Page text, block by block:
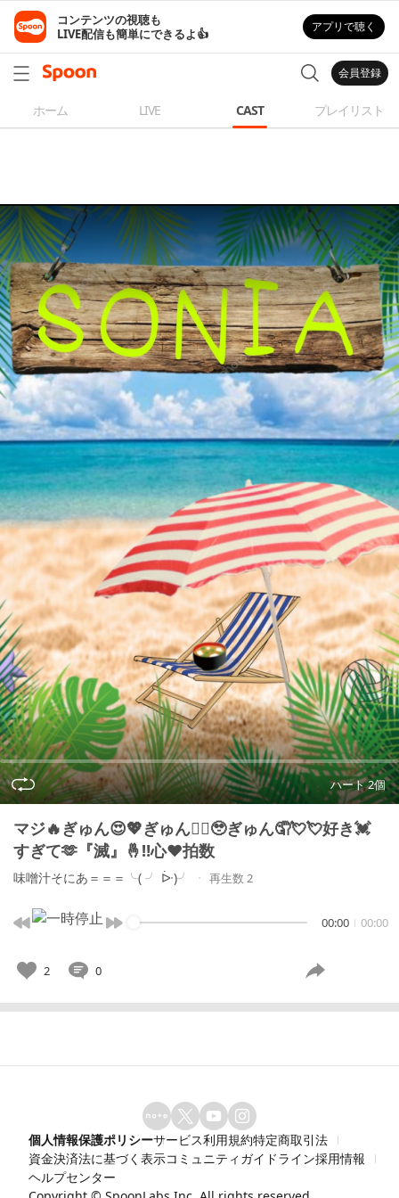
コンテンツの視聴も
LIVE配信も簡単にできるよ👍
アプリで聴く
会員登録
ホーム LIVE CAST プレイリスト
ハート 2個
マジ🔥ぎゅん😍💖ぎゅん❤️‍🔥🥹ぎゅん🤦💘💘好き💓
すぎて🫶『滅』🤞‼️心❤️拍数
味噌汁そにあ＝＝＝╰( ╯ ᐕ)╯ 再生数 2
00:00 00:00
2 0
個人情報保護ポリシーサービス利用規約特定商取引法
資金決済法に基づく表示コミュニティガイドライン採用情報
ヘルプセンター